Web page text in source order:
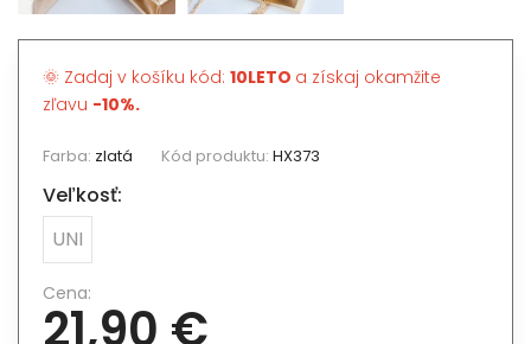
🌞 Zadaj v košíku kód: 10LETO a získaj okamžite
zľavu -10%.
Farba: zlatá Kód produktu: HX373
Veľkosť:
UNI
Cena:
21,90 €